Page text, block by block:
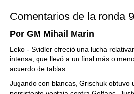
Comentarios de la ronda 9
Por GM Mihail Marin
Leko - Svidler ofreció una lucha
intensa, que llevó a un final más o
acuerdo de tablas.
Jugando con blancas, Grischuk obtuvo